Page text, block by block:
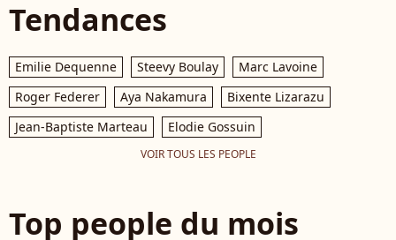
Tendances
Emilie Dequenne Steevy Boulay
Marc Lavoine
Roger Federer
Aya Nakamura
Bixente Lizarazu
Jean-Baptiste Marteau
Elodie Gossuin
VOIR TOUS LES PEOPLE
Top people du mois